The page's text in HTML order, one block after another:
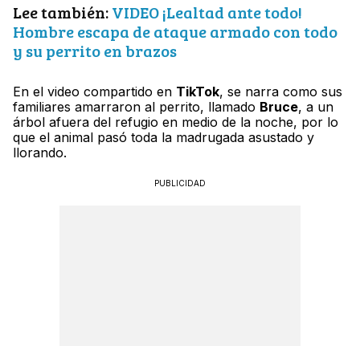
Lee también:VIDEO ¡Lealtad ante todo!
Hombre escapa de ataque armado con todo
y su perrito en brazos
En el video compartido en TikTok, se narra como sus
familiares amarraron al perrito, llamado Bruce, a un
árbol afuera del refugio en medio de la noche, por lo
que el animal pasó toda la madrugada asustado y
llorando.
PUBLICIDAD